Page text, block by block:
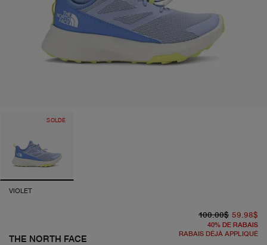
SOLDE
VIOLET
THE NORTH FACE
100.00$ 59.98$
40% DE RABAIS
RABAIS DÉJÀ APPLIQUÉ